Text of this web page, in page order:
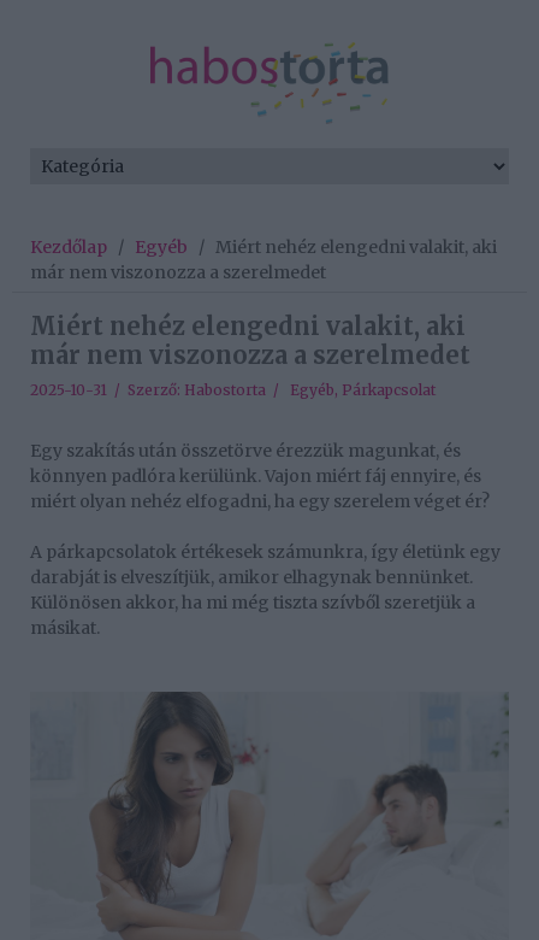
Kezdőlap / Egyéb / Miért nehéz elengedni valakit, aki
már nem viszonozza a szerelmedet
Miért nehéz elengedni valakit, aki
már nem viszonozza a szerelmedet
2025-10-31 / Szerző: Habostorta / Egyéb, Párkapcsolat
Egy szakítás után összetörve érezzük magunkat, és
könnyen padlóra kerülünk. Vajon miért fáj ennyire, és
miért olyan nehéz elfogadni, ha egy szerelem véget ér?
A párkapcsolatok értékesek számunkra, így életünk egy
darabját is elveszítjük, amikor elhagynak bennünket.
Különösen akkor, ha mi még tiszta szívből szeretjük a
másikat.